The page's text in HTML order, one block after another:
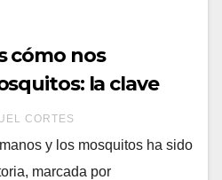
cómo nos
la clave
infrarroja
CORTES
y los mosquitos ha sido
marcada por